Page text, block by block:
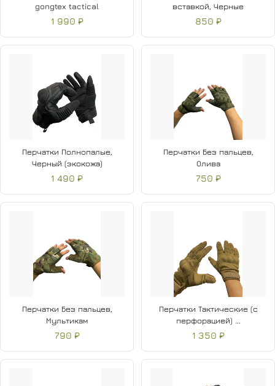
gongtex tactical
1 990 ₽
вставкой, Черные
850 ₽
Перчатки Полнопалые,
Черный (экокожа)
1 490 ₽
Перчатки Без пальцев,
Олива
750 ₽
Перчатки Без пальцев,
Мультикам
790 ₽
Перчатки Тактические (с
перфорацией) ...
1 350 ₽